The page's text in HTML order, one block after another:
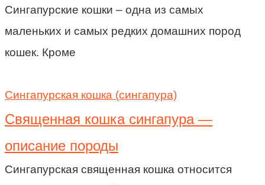
Сингапурские кошки – одна из самых
маленьких и самых редких домашних пород
кошек. Кроме
Сингапурская кошка (сингапура)
Священная кошка сингапура —
описание породы
Сингапурская священная кошка относится